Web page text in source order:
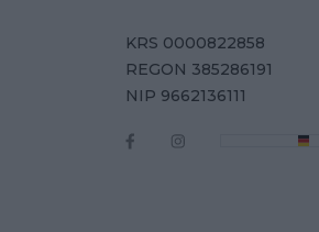
KRS 0000822858
REGON 385286191
NIP 9662136111